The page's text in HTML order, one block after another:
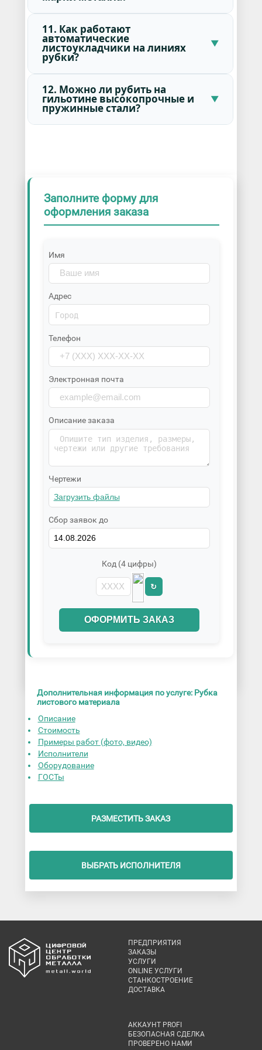
11. Как работают
автоматические
листоукладчики на линиях
рубки?
12. Можно ли рубить на
гильотине высокопрочные и
пружинные стали?
Заполните форму для
оформления заказа
Имя
Адрес
Телефон
Электронная почта
Описание заказа
Чертежи
Сбор заявок до
Код (4 цифры)
↻
ОФОРМИТЬ ЗАКАЗ
Дополнительная информация по услуге: Рубка
листового материала
Описание
Стоимость
Примеры работ (фото, видео)
Исполнители
Оборудование
ГОСТы
РАЗМЕСТИТЬ ЗАКАЗ
ВЫБРАТЬ ИСПОЛНИТЕЛЯ
ПРЕДПРИЯТИЯ
ЗАКАЗЫ
УСЛУГИ
ONLINE УСЛУГИ
СТАНКОСТРОЕНИЕ
ДОСТАВКА
АККАУНТ PROFI
БЕЗОПАСНАЯ СДЕЛКА
ПРОВЕРЕНО НАМИ